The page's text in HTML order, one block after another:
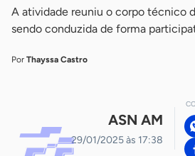
A atividade reuniu o corpo técnico
sendo conduzida de forma
Por Thayssa Castro
ASN AM
29/01/2025 às 17:38